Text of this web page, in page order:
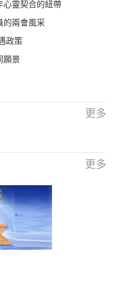
心靈契合的紐帶
兩會風采
政策
願景
更多
更多